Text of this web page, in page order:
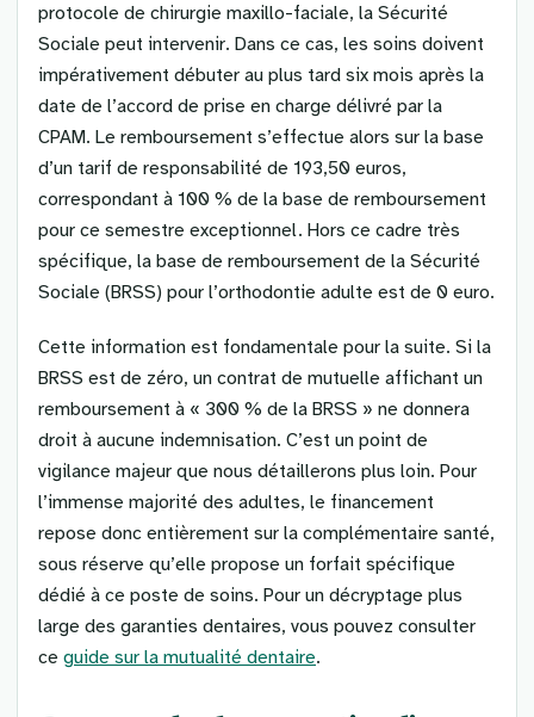
protocole de chirurgie maxillo-faciale, la Sécurité
Sociale peut intervenir. Dans ce cas, les soins doivent
impérativement débuter au plus tard six mois après la
date de l’accord de prise en charge délivré par la
CPAM. Le remboursement s’effectue alors sur la base
d’un tarif de responsabilité de 193,50 euros,
correspondant à 100 % de la base de remboursement
pour ce semestre exceptionnel. Hors ce cadre très
spécifique, la base de remboursement de la Sécurité
Sociale (BRSS) pour l’orthodontie adulte est de 0 euro.
Cette information est fondamentale pour la suite. Si la
BRSS est de zéro, un contrat de mutuelle affichant un
remboursement à « 300 % de la BRSS » ne donnera
droit à aucune indemnisation. C’est un point de
vigilance majeur que nous détaillerons plus loin. Pour
l’immense majorité des adultes, le financement
repose donc entièrement sur la complémentaire santé,
sous réserve qu’elle propose un forfait spécifique
dédié à ce poste de soins. Pour un décryptage plus
large des garanties dentaires, vous pouvez consulter
ce guide sur la mutualité dentaire.